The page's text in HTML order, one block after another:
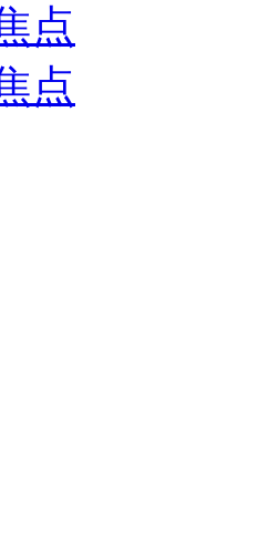
点
点